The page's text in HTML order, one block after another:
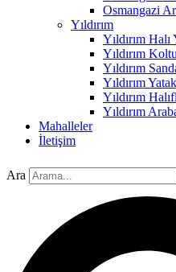
Hacklink panel
Hacklink panel
Hacklink panel
Hacklink panel
Hacklink panel
Osmangazi
Yıldırım
Yıldırım Halı
Yıldırım
Yıldırım
Yıldırım
Yıldırım
Yıldırım
Mahalleler
İletişim
Ara